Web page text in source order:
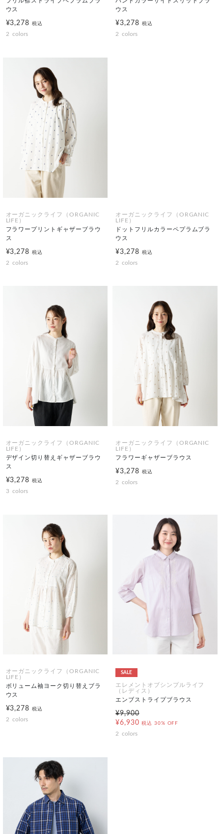
ウス
¥3,278税込
2 colors
ウス
¥3,278 税込
2 colors
オーガニックライフ（ORGANIC
LIFE）
フラワープリントギャザーブラウ
ス
¥3,278税込
2 colors
オーガニックライフ（ORGANIC
LIFE）
ドットフリルカラーペプラムブラ
ウス
¥3,278 税込
2 colors
オーガニックライフ（ORGANIC
LIFE）
デザイン切り替えギャザーブラウ
ス
¥3,278税込
3 colors
オーガニックライフ（ORGANIC
LIFE）
フラワーギャザーブラウス
¥3,278 税込
2 colors
オーガニックライフ（ORGANIC
LIFE）
ボリューム袖ヨーク切り替えブラ
ウス
¥3,278税込
2 colors
SALE
エレメントオブシンプルライフ
（レディス）
エンブストライプブラウス
¥9,900
¥6,930 税込 30% OFF
2 colors